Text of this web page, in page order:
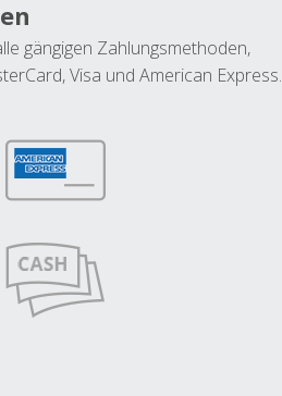
gängigen Zahlungsmethoden,
Visa und American Express.